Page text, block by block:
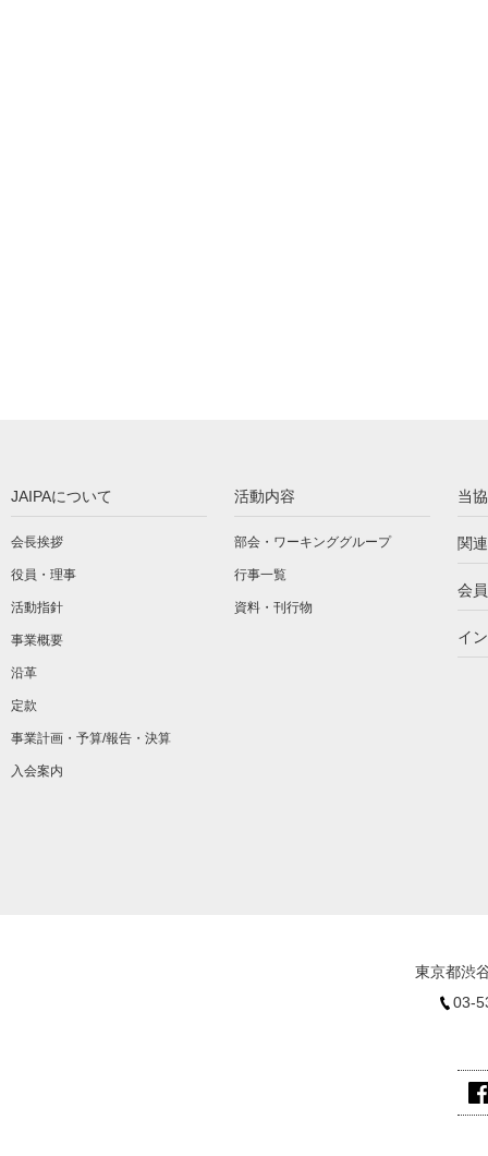
JAIPAについて
会長挨拶
役員・理事
活動指針
事業概要
沿革
定款
事業計画・予算/報告・決算
入会案内
活動内容
部会・ワーキンググループ
行事一覧
資料・刊行物
当
関
会
イ
東京都渋
03-